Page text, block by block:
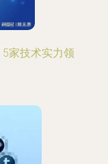
家技术实力领